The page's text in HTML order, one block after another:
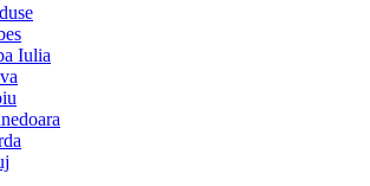
Iulia